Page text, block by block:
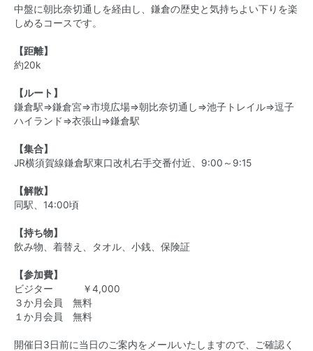
中盤に朝比奈切通しを経由し、鎌倉の歴史と気持ちよい下りを楽
しめるコースです。
【距離】
約20k
【ルート】
鎌倉駅⇒鎌倉宮⇒市境広場⇒朝比奈切通し⇒池子トレイル⇒逗子
ハイランド⇒衣張山⇒鎌倉駅
【集合】
JR横須賀線鎌倉駅東口改札右手交番付近、9:00～9:15
【解散】
同駅、14:00頃
【持ち物】
飲み物、着替え、タオル、小銭、保険証
【参加費】
ビジター ￥4,000
３か月会員 無料
１か月会員 無料
開催日3日前に当日のご案内をメールいたしますので、ご確認く